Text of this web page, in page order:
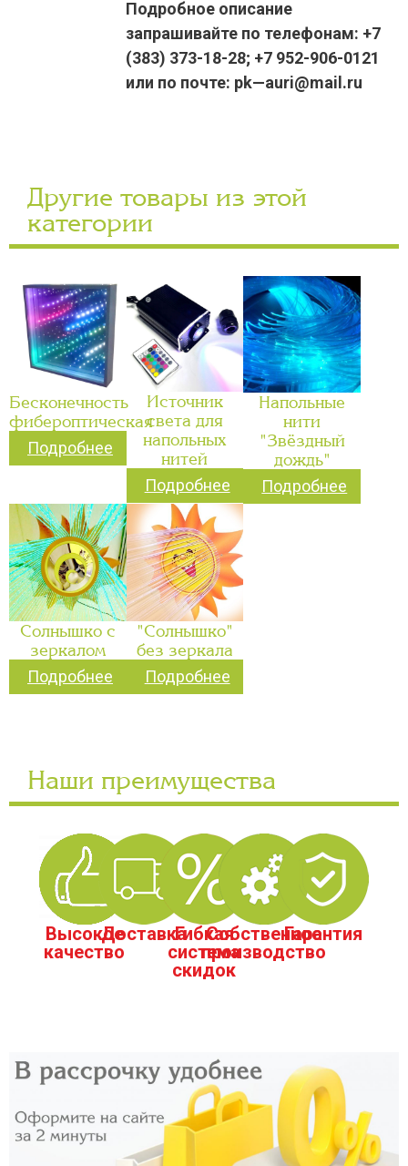
Подробное описание
запрашивайте по телефонам: +7
(383) 373-18-28; +7 952-906-0121
или по почте: pk—auri@mail.ru
Другие товары из этой
категории
Бесконечность
фибероптическая
Подробнее
Источник
света для
напольных
нитей
Подробнее
Напольные
нити
"Звёздный
дождь"
Подробнее
Солнышко с
зеркалом
Подробнее
"Солнышко"
без зеркала
Подробнее
Наши преимущества
Высокое
качество
ДоставкаГибкая
система
скидок
Собственное
производство
Гарантия